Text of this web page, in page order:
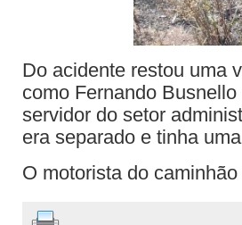
Do acidente restou uma
como Fernando
servidor do setor
era separado e tinha
O motorista do